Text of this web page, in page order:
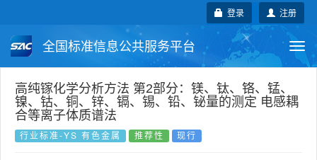
注册
登录
全国标准信息公共服务平台
国家标准 行业标准 地方标准
团体标准
高纯镓化学分析方法 第2部分：镁、钛、铬、锰、
镍、钴、铜、锌、镉、锡、铅、铋量的测定 电感耦
合等离子体质谱法
行业标准-YS 有色金属 推荐性 现行